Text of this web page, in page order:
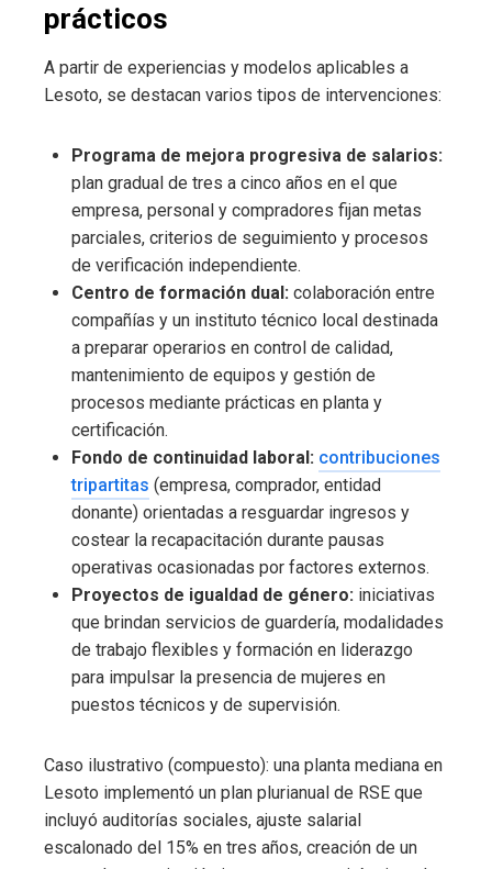
prácticos
A partir de experiencias y modelos aplicables a
Lesoto, se destacan varios tipos de intervenciones:
Programa de mejora progresiva de salarios:
plan gradual de tres a cinco años en el que
empresa, personal y compradores fijan metas
parciales, criterios de seguimiento y procesos
de verificación independiente.
Centro de formación dual: colaboración entre
compañías y un instituto técnico local destinada
a preparar operarios en control de calidad,
mantenimiento de equipos y gestión de
procesos mediante prácticas en planta y
certificación.
Fondo de continuidad laboral: contribuciones
tripartitas (empresa, comprador, entidad
donante) orientadas a resguardar ingresos y
costear la recapacitación durante pausas
operativas ocasionadas por factores externos.
Proyectos de igualdad de género: iniciativas
que brindan servicios de guardería, modalidades
de trabajo flexibles y formación en liderazgo
para impulsar la presencia de mujeres en
puestos técnicos y de supervisión.
Caso ilustrativo (compuesto): una planta mediana en
Lesoto implementó un plan plurianual de RSE que
incluyó auditorías sociales, ajuste salarial
escalonado del 15% en tres años, creación de un